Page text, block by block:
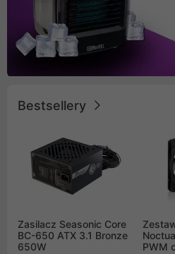
Bestsellery
Zasilacz Seasonic Core
BC-650 ATX 3.1 Bronze
650W
PWM